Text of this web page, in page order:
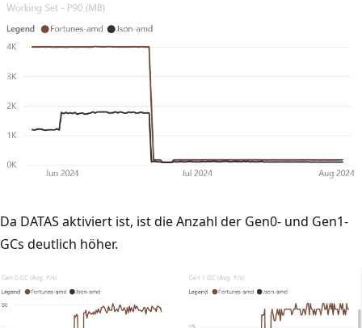
Da DATAS aktiviert ist, ist die Anzahl der Gen0- und Gen1-
GCs deutlich höher.